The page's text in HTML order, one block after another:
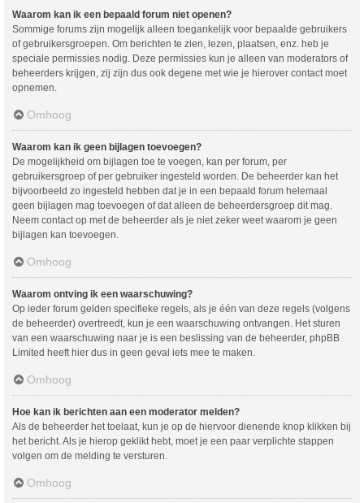
Waarom kan ik een bepaald forum niet openen?
Sommige forums zijn mogelijk alleen toegankelijk voor bepaalde gebruikers
of gebruikersgroepen. Om berichten te zien, lezen, plaatsen, enz. heb je
speciale permissies nodig. Deze permissies kun je alleen van moderators of
beheerders krijgen, zij zijn dus ook degene met wie je hierover contact moet
opnemen.
Omhoog
Waarom kan ik geen bijlagen toevoegen?
De mogelijkheid om bijlagen toe te voegen, kan per forum, per
gebruikersgroep of per gebruiker ingesteld worden. De beheerder kan het
bijvoorbeeld zo ingesteld hebben dat je in een bepaald forum helemaal
geen bijlagen mag toevoegen of dat alleen de beheerdersgroep dit mag.
Neem contact op met de beheerder als je niet zeker weet waarom je geen
bijlagen kan toevoegen.
Omhoog
Waarom ontving ik een waarschuwing?
Op ieder forum gelden specifieke regels, als je één van deze regels (volgens
de beheerder) overtreedt, kun je een waarschuwing ontvangen. Het sturen
van een waarschuwing naar je is een beslissing van de beheerder, phpBB
Limited heeft hier dus in geen geval iets mee te maken.
Omhoog
Hoe kan ik berichten aan een moderator melden?
Als de beheerder het toelaat, kun je op de hiervoor dienende knop klikken bij
het bericht. Als je hierop geklikt hebt, moet je een paar verplichte stappen
volgen om de melding te versturen.
Omhoog